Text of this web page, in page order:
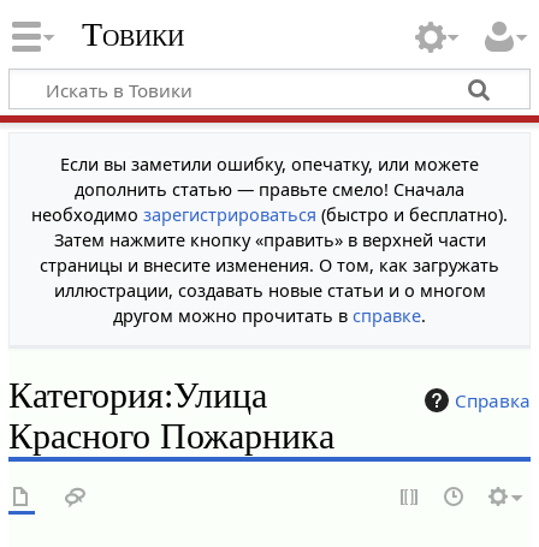
Товики
Если вы заметили ошибку, опечатку, или можете
дополнить статью — правьте смело! Сначала
необходимо зарегистрироваться (быстро и бесплатно).
Затем нажмите кнопку «править» в верхней части
страницы и внесите изменения. О том, как загружать
иллюстрации, создавать новые статьи и о многом
другом можно прочитать в справке.
Справка
Категория:Улица
Красного Пожарника